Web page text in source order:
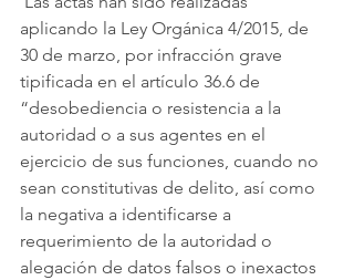
aplicando la Ley Orgánica 4/2015, de
30 de marzo, por infracción grave
tipificada en el artículo 36.6 de
“desobediencia o resistencia a la
autoridad o a sus agentes en el
ejercicio de sus funciones, cuando no
sean constitutivas de delito, así como
la negativa a identificarse a
requerimiento de la autoridad o
alegación de datos falsos o inexactos